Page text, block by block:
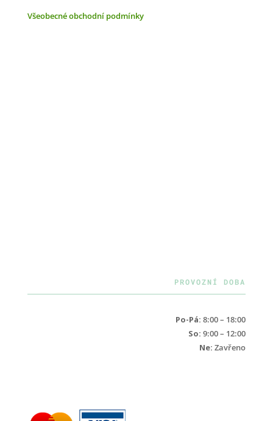
Všeobecné obchodní podmínky
PROVOZNÍ DOBA
Po-Pá: 8:00 – 18:00
So: 9:00 – 12:00
Ne: Zavřeno